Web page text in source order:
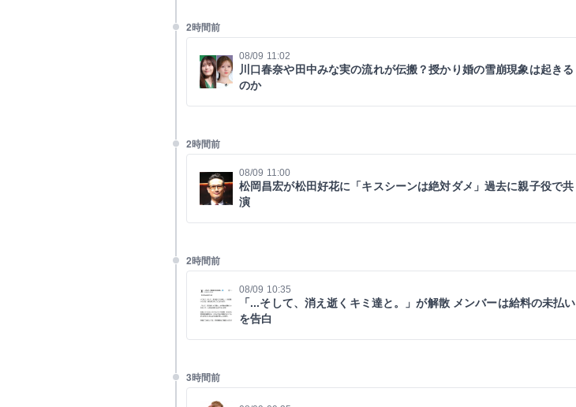
2時間前
08/09 11:02
川口春奈や田中みな実の流れが伝搬？授かり婚の雪崩現象は起きる
のか
2時間前
08/09 11:00
松岡昌宏が松田好花に「キスシーンは絶対ダメ」過去に親子役で共
演
2時間前
08/09 10:35
「...そして、消え逝くキミ達と。」が解散 メンバーは給料の未払い
を告白
3時間前